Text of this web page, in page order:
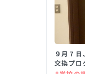
９月７
交換プロ